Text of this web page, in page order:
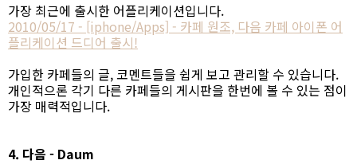
가장 최근에 출시한 어플리케이션입니다.
2010/05/17 - [iphone/Apps] - 카페 원조, 다음 카페 아이폰 어
플리케이션 드디어 출시!
가입한 카페들의 글, 코멘트들을 쉽게 보고 관리할 수 있습니다.
개인적으론 각기 다른 카페들의 게시판을 한번에 볼 수 있는 점이
가장 매력적입니다.
4. 다음 - Daum